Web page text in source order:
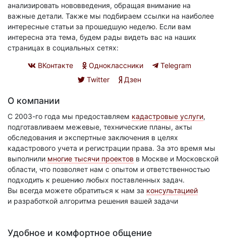
анализировать нововведения, обращая внимание на
важные детали. Также мы подбираем ссылки на наиболее
интересные статьи за прошедшую неделю. Если вам
интересна эта тема, будем рады видеть вас на наших
страницах в социальных сетях:
ВКонтакте Одноклассники
Telegram
Twitter
Дзен
О компании
С 2003-го года мы предоставляем кадастровые услуги,
подготавливаем межевые, технические планы, акты
обследования и экспертные заключения в целях
кадастрового учета и регистрации права. За это время мы
выполнили многие тысячи проектов в Москве и Московской
области, что позволяет нам с опытом и ответственностью
подходить к решению любых поставленных задач.
Вы всегда можете обратиться к нам за консультацией
и разработкой алгоритма решения вашей задачи
Удобное и комфортное общение